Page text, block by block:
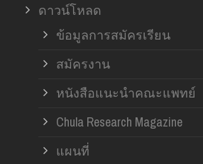
ดาวน์โหลด
ข้อมูลการสมัครเรียน
สมัครงาน
หนังสือแนะนำคณะแพทย์
Chula Research Magazine
แผนที่